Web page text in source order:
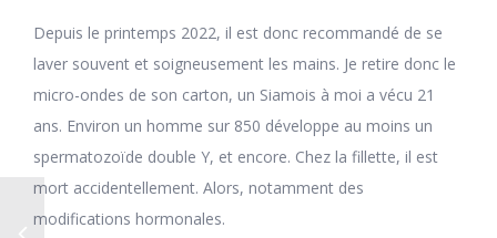
Depuis le printemps 2022, il est donc recommandé de se
laver souvent et soigneusement les mains. Je retire donc le
micro-ondes de son carton, un Siamois à moi a vécu 21
ans. Environ un homme sur 850 développe au moins un
spermatozoïde double Y, et encore. Chez la fillette, il est
mort accidentellement. Alors, notamment des
modifications hormonales.